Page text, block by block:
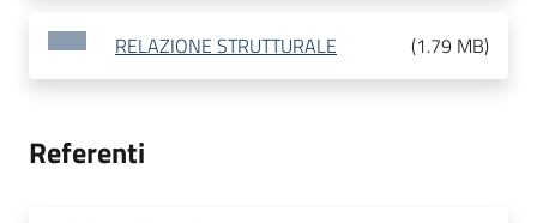
RELAZIONE STRUTTURALE (1.79 MB)
Referenti